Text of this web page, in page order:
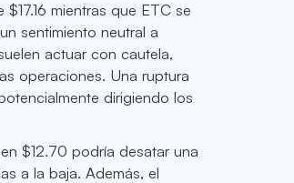
mientras que ETC se
sentimiento neutral a
actuar con cautela,
operaciones. Una ruptura
dirigiendo los
$12.70 podría desatar una
a la baja. Además, el